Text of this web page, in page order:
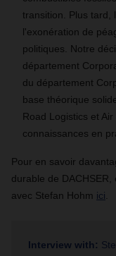
transition. Plus tard,
l'exonération de
politiques. Notre
département
du département
base théorique
Road Logistics et
connaissances en
Pour en savoir
durable de DACHSER,
avec Stefan Hohm ici
Interview with: